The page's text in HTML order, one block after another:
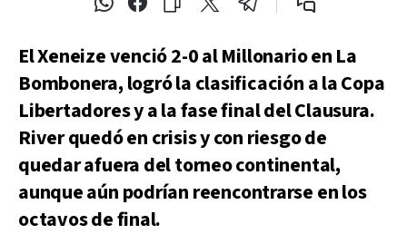
El Xeneize venció 2-0 al Millonario en La
Bombonera, logró la clasificación a la Copa
Libertadores y a la fase final del Clausura.
River quedó en crisis y con riesgo de
quedar afuera del torneo continental,
aunque aún podrían reencontrarse en los
octavos de final.